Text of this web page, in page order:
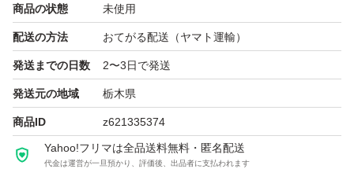
なることがありますご理解お願いします。
最下部に傷み防止の為
クッション材を敷きます。
出荷前に検品しておりますが
傷商品が混入する事もございます。
（すみません(＞＜)）
商品の状態 未使用
配送の方法 おてがる配送（ヤマト運輸）
発送までの日数 2〜3日で発送
発送元の地域 栃木県
商品ID z621335374
Yahoo!フリマは全品送料無料・匿名配送
代金は運営が一旦預かり、評価後、出品者に支払われます